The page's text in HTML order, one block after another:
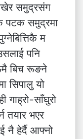
समुद्रसंग
पटक समुद्रमा
म
पनि
बिच रूङने
सिपालु यो
गाह्रो-साँघुरो
तयार भएर
नै हेर्दै आफ्नो